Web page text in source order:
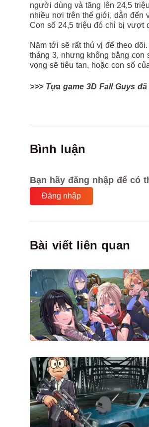
người dùng và tăng lên 24,5
nhiều nơi trên thế giới, dẫn đến
Con số 24,5 triệu đó chỉ bị vượt
Năm tới sẽ rất thú vị để theo
tháng 3, nhưng không bằng
vọng sẽ tiêu tan, hoặc con số
>>> Tựa game 3D Fall Guys
Bình luận
Bạn hãy đăng nhập để có
Đăng nhập
Bài viết liên quan